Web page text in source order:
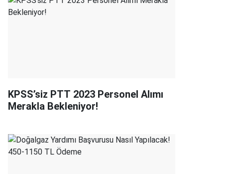
KPSS’siz PTT 2023 Personel Alımı
Merakla Bekleniyor!